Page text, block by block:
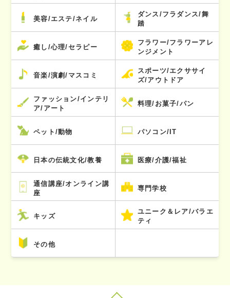
美容/エステ/ネイル
ダンス/フラダンス/舞
踏
癒し/心理/セラピー
フラワー/フラワーアレ
ンジメント
音楽/演劇/マスコミ
スポーツ/エクササイ
ズ/アウトドア
ファッション/インテリ
ア/アート
料理/お菓子/パン
ペット/動物 パソコン/IT
日本の伝統文化/教養 医療/介護/福祉
通信講座/オンライン講
座
専門学校
キッズ
ユニーク＆レア/バラエ
ティ
その他